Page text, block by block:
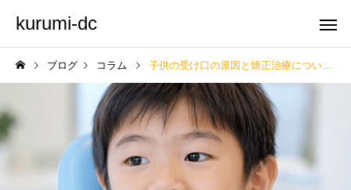
kurumi-dc
ブログ コラム 子供の受け口の原因と矯正治療について解説【2026年最新版】